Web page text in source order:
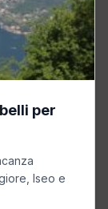
per
Iseo e